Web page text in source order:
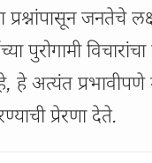
जनतेचे
पुरोगामी
हे अत्यंत
प्रेरणा देते.